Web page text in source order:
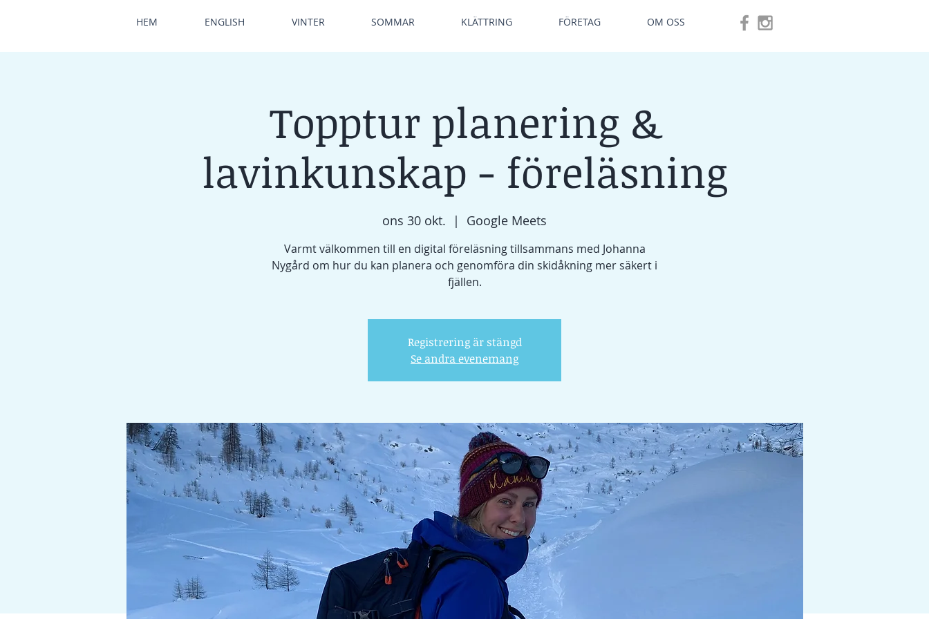
HEM ENGLISH VINTER SOMMAR KLÄTTRING FÖRETAG OM OSS
Topptur planering &
lavinkunskap - föreläsning
ons 30 okt.
  |
Google Meets
Varmt välkommen till en digital föreläsning tillsammans med Johanna
Nygård om hur du kan planera och genomföra din skidåkning mer säkert i
fjällen.
Registrering är stängd
Se andra evenemang